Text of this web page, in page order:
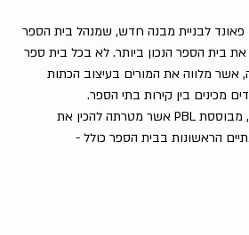
יוצא לך לבקר בבית ספר שקיבל תקציב של 35 מיליון פאונד לבניית מבנה חדש, שמנהל בית הספר
בית הספר הנכון ביותר. לא בכל בית ספר
אשר מלווה את המורים בעיצוב הכתות
מכינים בין קירות בתי הספר.
בית הספר נמצא בדרום לונדון, ומציע תכנית לימודים אלטרנטיבית, מבוססת PBL אשר מטרתה להכין את
הראשונות בבית הספר כולל -